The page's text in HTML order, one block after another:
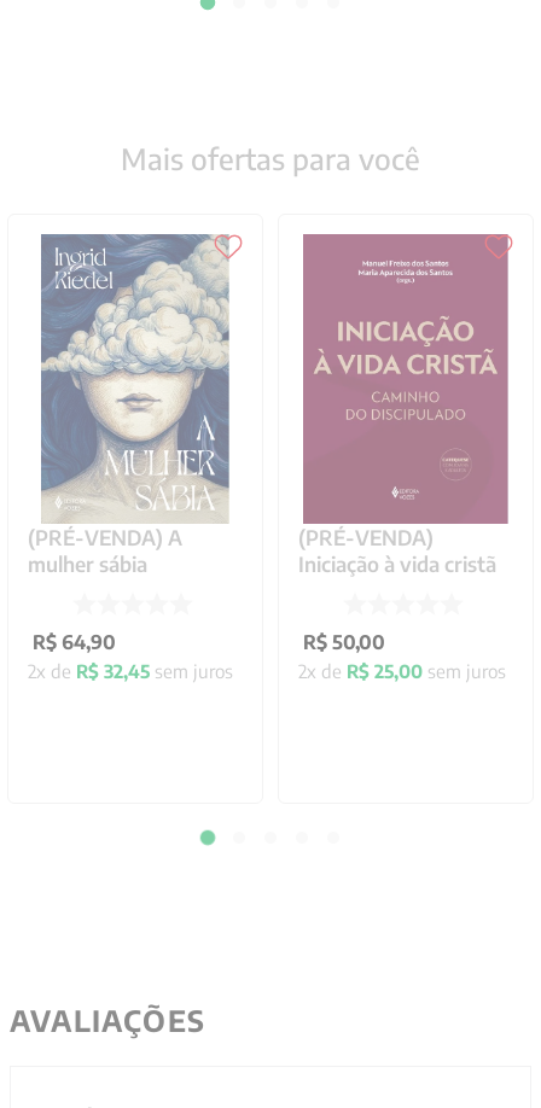
Mais ofertas para você
(PRÉ-VENDA) A
mulher sábia
R$ 64,90
2x de R$ 32,45 sem juros
(PRÉ-VENDA)
Iniciação à vida cristã
R$ 50,00
2x de R$ 25,00 sem juros
AVALIAÇÕES